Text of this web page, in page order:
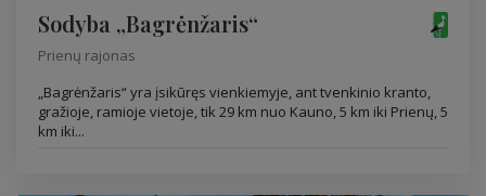
Sodyba „Bagrėnžaris“
Prienų rajonas
„Bagrėnžaris“ yra įsikūręs vienkiemyje, ant tvenkinio kranto,
gražioje, ramioje vietoje, tik 29 km nuo Kauno, 5 km iki Prienų, 5
km iki...